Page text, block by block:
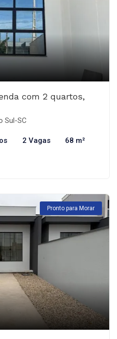
com 2 quartos,
Sul-SC
2 Vagas 68 m²
Pronto para Morar